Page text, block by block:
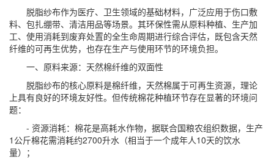
脱脂纱布作为医疗、卫生领域的基础材料，广泛应用于伤口敷
料、包扎绷带、清洁用品等场景。其环保性需从原料种植、生产加
工、使用消耗到废弃处置的全生命周期进行综合评估，既包含天然
纤维的可再生优势，也存在生产与使用环节的环境负担。
一、原料来源：天然棉纤维的双面性
脱脂纱布的核心原料是棉纤维，天然棉属于可再生资源，理论
上具有良好的环境友好性。但传统棉花种植环节存在显著的环境问
题：
- 资源消耗：棉花是高耗水作物，据联合国粮农组织数据，生产
1公斤棉花需消耗约2700升水（相当于一个成年人10天的饮水
量）；